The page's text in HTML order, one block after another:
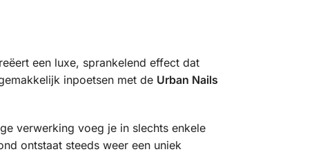
een luxe, sprankelend effect dat
inpoetsen met de Urban Nails
verwerking voeg je in slechts enkele
ontstaat steeds weer een uniek